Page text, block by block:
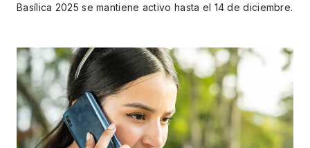
Basílica 2025 se mantiene activo hasta el 14 de diciembre.